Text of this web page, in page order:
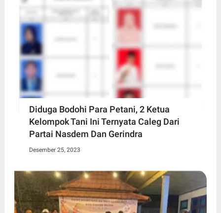
Diduga Bodohi Para Petani, 2 Ketua
Kelompok Tani Ini Ternyata Caleg Dari
Partai Nasdem Dan Gerindra
Desember 25, 2023